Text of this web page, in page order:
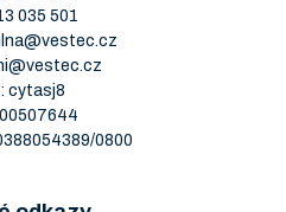
035 501
cytasj8
0800